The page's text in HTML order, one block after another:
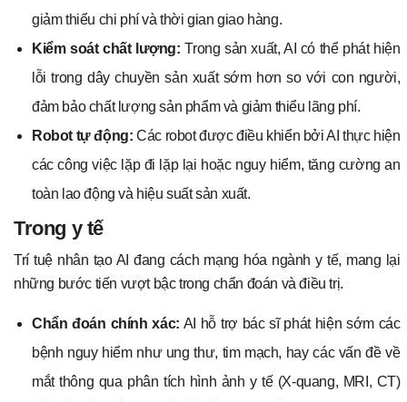
giảm thiểu chi phí và thời gian giao hàng.
Kiểm soát chất lượng: Trong sản xuất, AI có thể phát hiện
lỗi trong dây chuyền sản xuất sớm hơn so với con người,
đảm bảo chất lượng sản phẩm và giảm thiểu lãng phí.
Robot tự động: Các robot được điều khiển bởi AI thực hiện
các công việc lặp đi lặp lại hoặc nguy hiểm, tăng cường an
toàn lao động và hiệu suất sản xuất.
Trong y tế
Trí tuệ nhân tạo AI đang cách mạng hóa ngành y tế, mang lại
những bước tiến vượt bậc trong chẩn đoán và điều trị.
Chẩn đoán chính xác: AI hỗ trợ bác sĩ phát hiện sớm các
bệnh nguy hiểm như ung thư, tim mạch, hay các vấn đề về
mắt thông qua phân tích hình ảnh y tế (X-quang, MRI, CT)